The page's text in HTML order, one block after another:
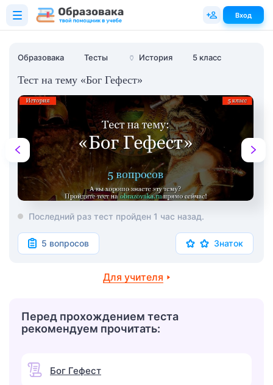
Образовака Тесты 🏺 История 5 класс
Тест на тему «Бог Гефест»
Последний раз тест пройден 1 час назад.
5 вопросов Знаток
Для учителя
Перед прохождением теста
рекомендуем прочитать:
Бог Гефест
Вход